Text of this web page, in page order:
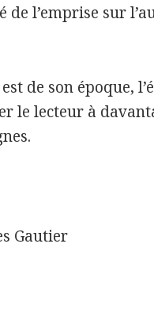
de l’emprise sur
de son époque,
le lecteur à
Gautier